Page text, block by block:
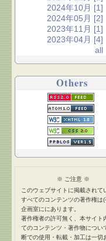
2024年10月 [1]
2024年05月 [2]
2023年11月 [1]
2023年04月 [4]
all
Others
※ ご注意 ※
このウェブサイトに掲載されて
すべてのコンテンツの著作権は(
企画室ににあります。
著作権者の許可無く、本サイト
てのコンテンツ・著作物につい
断での使用・転載・加工は一切